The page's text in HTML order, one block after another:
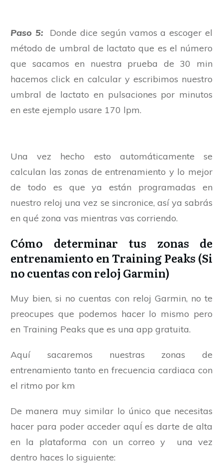
Paso 5:
Donde dice según vamos a escoger el
método de umbral de lactato que es el número
que sacamos en nuestra prueba de 30 min
hacemos click en calcular y escribimos nuestro
umbral de lactato en pulsaciones por minutos
en este ejemplo usare 170 lpm.
Una vez hecho esto automáticamente se
calculan las zonas de entrenamiento y lo mejor
de todo es que ya están programadas en
nuestro reloj una vez se sincronice, así ya sabrás
en qué zona vas mientras vas corriendo.
Cómo determinar tus zonas de
entrenamiento en Training Peaks (Si
no cuentas con reloj Garmin)
Muy bien, si no cuentas con reloj Garmin, no te
preocupes que podemos hacer lo mismo pero
en Training Peaks que es una app gratuita.
Aquí sacaremos nuestras zonas de
entrenamiento tanto en frecuencia cardiaca con
el ritmo por km
De manera muy similar lo único que necesitas
hacer para poder acceder aquÍ es darte de alta
en la plataforma con un correo y una vez
dentro haces lo siguiente: